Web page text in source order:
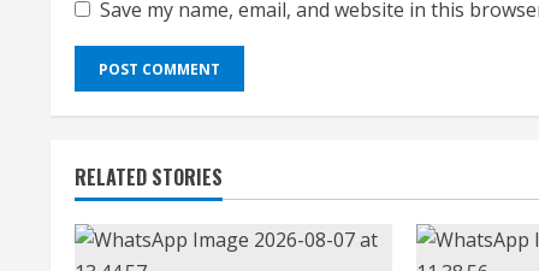
Save my name, email, and website in this
RELATED STORIES